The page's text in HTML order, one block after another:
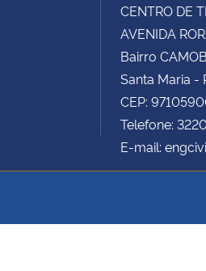
CENTRO DE
AVENIDA
Bairro
Santa Maria -
CEP:
Telefone:
E-mail: